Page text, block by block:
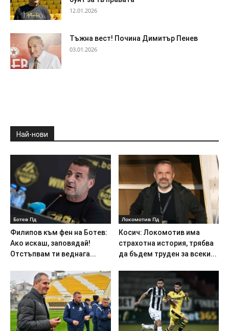
12.01.2026
Тъжна вест! Почина Димитър Пенев
03.01.2026
Най-нови
Ботев Пд
Филипов към фен на Ботев:
Ако искаш, заповядай!
Отстъпвам ти веднага...
Локомотив Пд
Косич: Локомотив има
страхотна история, трябва
да бъдем труден за всеки...